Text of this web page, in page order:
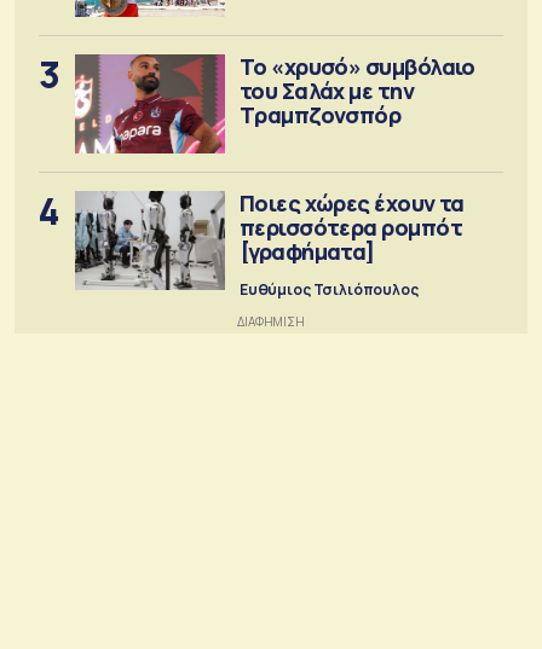
3
Το «χρυσό» συμβόλαιο
του Σαλάχ με την
Τραμπζονσπόρ
4
Ποιες χώρες έχουν τα
περισσότερα ρομπότ
[γραφήματα]
Ευθύμιος Τσιλιόπουλος